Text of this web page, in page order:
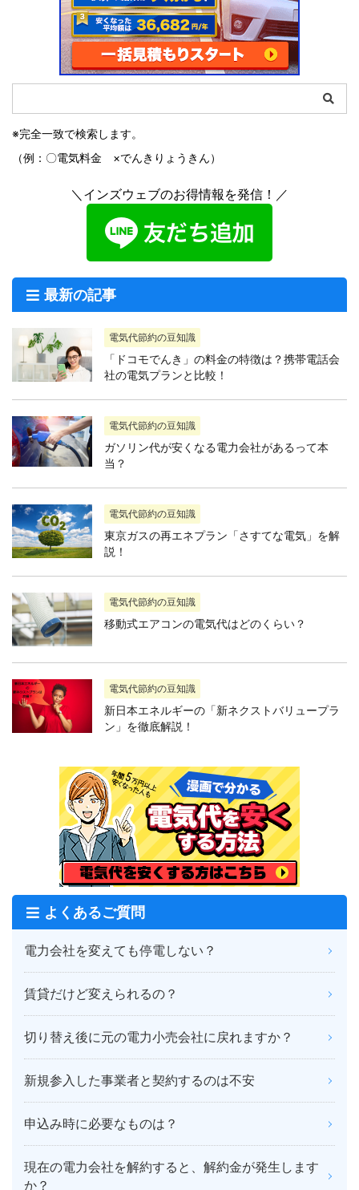
※完全一致で検索します。
（例：〇電気料金 ×でんきりょうきん）
＼インズウェブのお得情報を発信！／
最新の記事
電気代節約の豆知識
「ドコモでんき」の料金の特徴は？携帯電話会
社の電気プランと比較！
電気代節約の豆知識
ガソリン代が安くなる電力会社があるって本
当？
電気代節約の豆知識
東京ガスの再エネプラン「さすてな電気」を解
説！
電気代節約の豆知識
移動式エアコンの電気代はどのくらい？
電気代節約の豆知識
新日本エネルギーの「新ネクストバリュープラ
ン」を徹底解説！
よくあるご質問
電力会社を変えても停電しない？
賃貸だけど変えられるの？
切り替え後に元の電力小売会社に戻れますか？
新規参入した事業者と契約するのは不安
申込み時に必要なものは？
現在の電力会社を解約すると、解約金が発生します
か？